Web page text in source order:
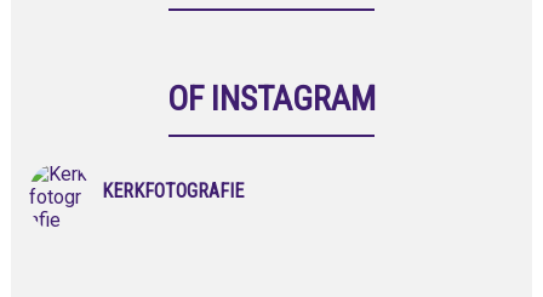
OF INSTAGRAM
KERKFOTOGRAFIE